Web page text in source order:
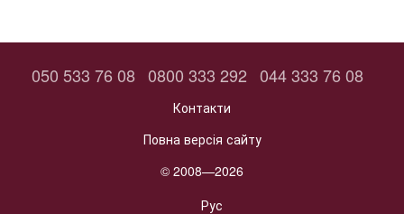
050 533 76 08 0800 333 292 044 333 76 08
Контакти
Повна версія сайту
© 2008—2026
Рус